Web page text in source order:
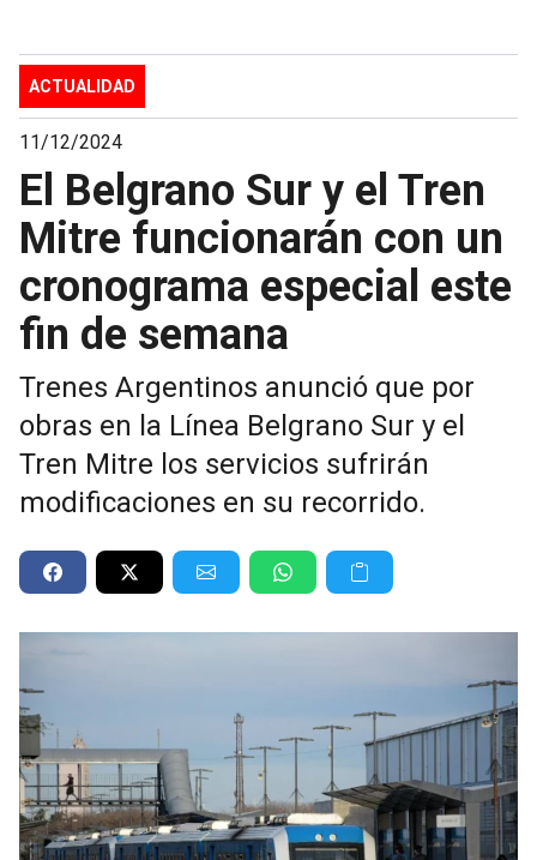
ACTUALIDAD
11/12/2024
El Belgrano Sur y el Tren
Mitre funcionarán con un
cronograma especial este
fin de semana
Trenes Argentinos anunció que por
obras en la Línea Belgrano Sur y el
Tren Mitre los servicios sufrirán
modificaciones en su recorrido.